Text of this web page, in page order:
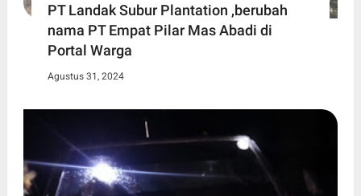
PT Landak Subur Plantation ,berubah
nama PT Empat Pilar Mas Abadi di
Portal Warga
Agustus 31, 2024